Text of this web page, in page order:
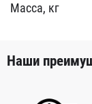
Масса, кг
Наши